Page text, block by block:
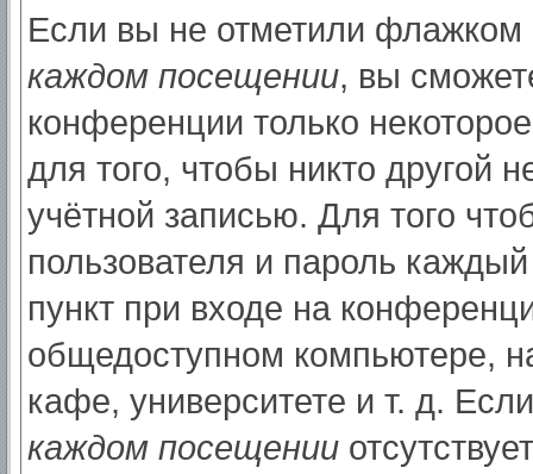
Если вы не отметили флажком
каждом посещении, вы
конференции только
для того, чтобы никто другой
учётной записью. Для того
пользователя и пароль
пункт при входе на
общедоступном компьютере,
кафе, университете и т. д.
каждом посещении